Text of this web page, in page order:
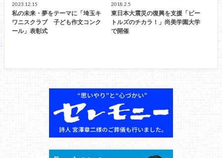
2023.12.15
私の未来・夢をテーマに「埼玉キ
ワニスクラブ 子ども作文コンク
ール」表彰式
2018.2.5
東日本大震災の復興を支援「ビー
トルズのチカラ！」尚美学園大学
で開催